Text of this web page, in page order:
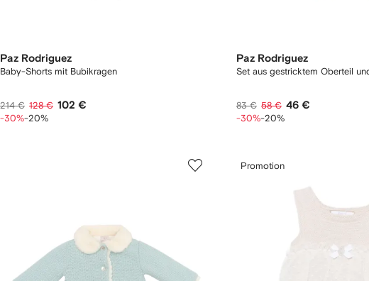
Paz Rodriguez
Baby-Shorts mit Bubikragen
214 € 128 € 102 €
-30%-20%
Paz Rodriguez
Set aus gestricktem Oberteil
83 € 58 € 46 €
-30%-20%
Promotion